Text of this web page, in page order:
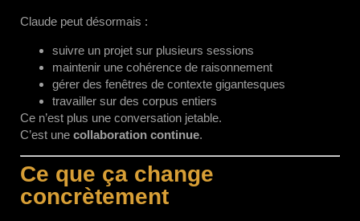
Claude peut désormais :
suivre un projet sur plusieurs sessions
maintenir une cohérence de raisonnement
gérer des fenêtres de contexte gigantesques
travailler sur des corpus entiers
Ce n’est plus une conversation jetable.
C’est une collaboration continue.
Ce que ça change
concrètement